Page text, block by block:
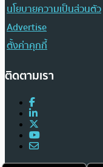
นโยบายความเป็นส่วนตัว
Advertise
ตั้งค่าคุกกี้
ติดตามเรา